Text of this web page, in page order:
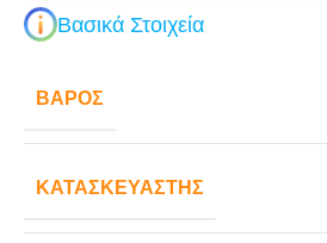
Βασικά Στοιχεία
ΒΆΡΟΣ
ΚΑΤΑΣΚΕΥΑΣΤΉΣ